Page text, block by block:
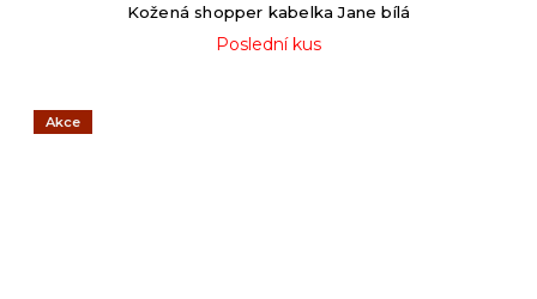
Kožená shopper kabelka Jane bílá
Poslední kus
Akce